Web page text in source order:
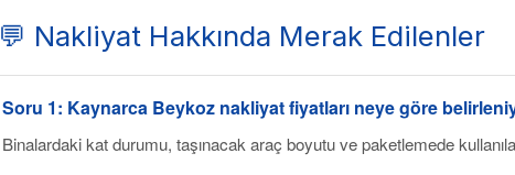
💬 Nakliyat Hakkında Merak Edilenler
Soru 1: Kaynarca Beykoz nakliyat fiyatları neye göre
Binalardaki kat durumu, taşınacak araç boyutu ve paketlemede